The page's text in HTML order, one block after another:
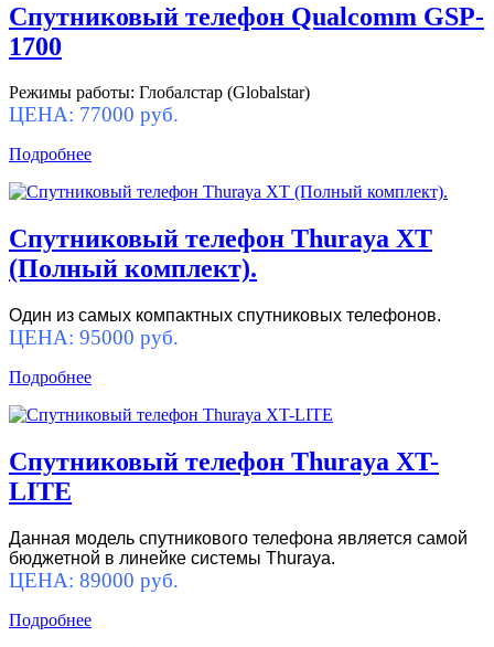
Спутниковый телефон Qualcomm GSP-
1700
Режимы работы: Глобалстар (Globalstar)
ЦЕНА: 77000 руб.
Подробнее
Спутниковый телефон Thuraya XT
(Полный комплект).
Один из самых компактных спутниковых телефонов.
ЦЕНА: 95000 руб.
Подробнее
Спутниковый телефон Thuraya XT-
LITE
Данная модель спутникового телефона является самой
бюджетной в линейке системы Thuraya.
ЦЕНА: 89000 руб.
Подробнее